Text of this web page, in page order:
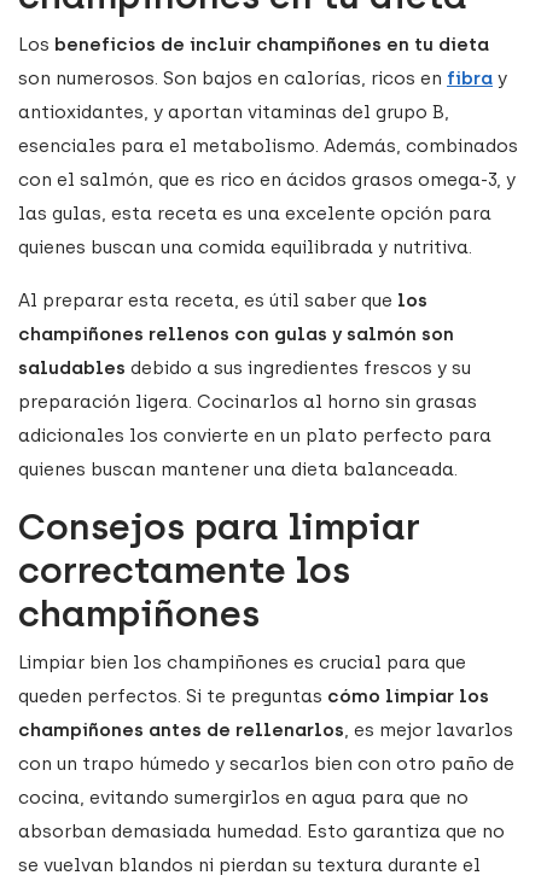
Los beneficios de incluir champiñones en tu dieta
son numerosos. Son bajos en calorías, ricos en fibra y
antioxidantes, y aportan vitaminas del grupo B,
esenciales para el metabolismo. Además, combinados
con el salmón, que es rico en ácidos grasos omega-3, y
las gulas, esta receta es una excelente opción para
quienes buscan una comida equilibrada y nutritiva.
Al preparar esta receta, es útil saber que los
champiñones rellenos con gulas y salmón son
saludables debido a sus ingredientes frescos y su
preparación ligera. Cocinarlos al horno sin grasas
adicionales los convierte en un plato perfecto para
quienes buscan mantener una dieta balanceada.
Consejos para limpiar
correctamente los
champiñones
Limpiar bien los champiñones es crucial para que
queden perfectos. Si te preguntas cómo limpiar los
champiñones antes de rellenarlos, es mejor lavarlos
con un trapo húmedo y secarlos bien con otro paño de
cocina, evitando sumergirlos en agua para que no
absorban demasiada humedad. Esto garantiza que no
se vuelvan blandos ni pierdan su textura durante el